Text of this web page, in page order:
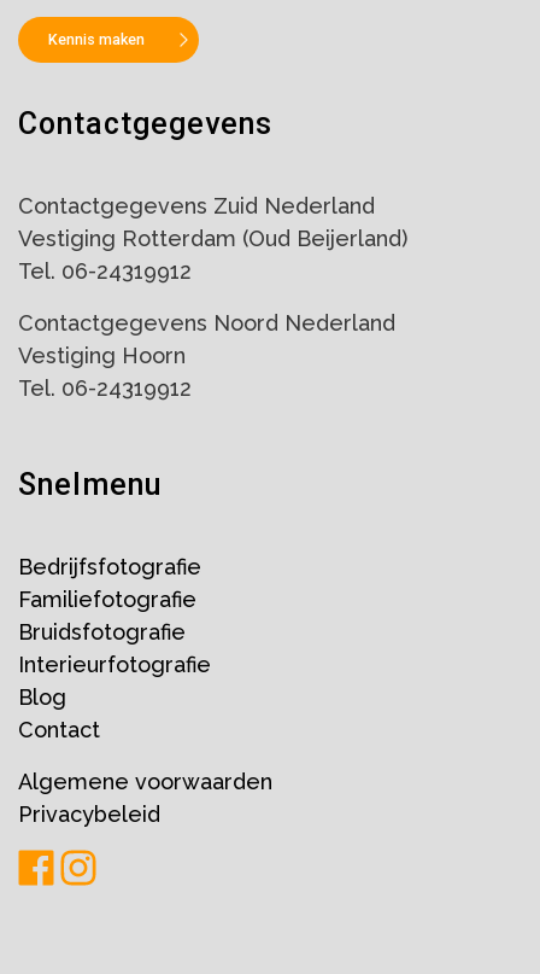
Kennis maken
Contactgegevens
Contactgegevens Zuid Nederland
Vestiging Rotterdam (Oud Beijerland)
Tel. 06-24319912
Contactgegevens Noord Nederland
Vestiging Hoorn
Tel. 06-24319912
Snelmenu
Bedrijfsfotografie
Familiefotografie
Bruidsfotografie
Interieurfotografie
Blog
Contact
Algemene voorwaarden
Privacybeleid